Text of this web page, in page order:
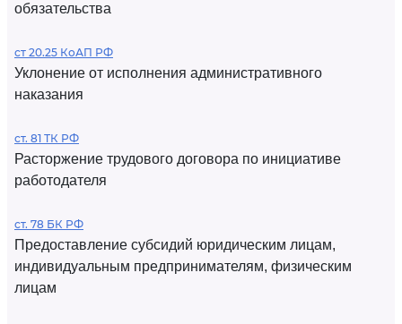
обязательства
ст 20.25 КоАП РФ
Уклонение от исполнения административного
наказания
ст. 81 ТК РФ
Расторжение трудового договора по инициативе
работодателя
ст. 78 БК РФ
Предоставление субсидий юридическим лицам,
индивидуальным предпринимателям, физическим
лицам